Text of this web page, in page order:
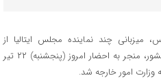
میزبانی چند نماینده مجلس ایتالیا از
تروریست نشا‌ندار در محل پارلمان این کشور، منجر به احضار امروز (پنجشنبه) ۲۲ تیر
وزارت امور خارجه شد.